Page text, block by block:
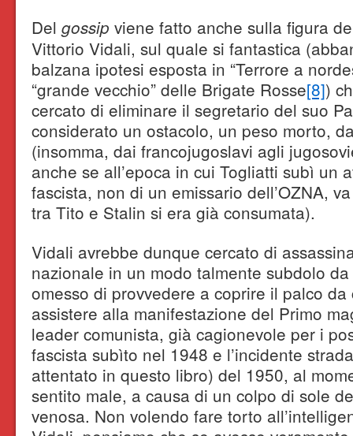
Del gossip viene fatto anche sulla figura
Vittorio Vidali, sul quale si fantastica
balzana ipotesi esposta in “Terrore a
“grande vecchio” delle Brigate Rosse[8])
cercato di eliminare il segretario del suo
considerato un ostacolo, un peso morto,
(insomma, dai francojugoslavi agli
anche se all’epoca in cui Togliatti subì un
fascista, non di un emissario dell’OZNA,
tra Tito e Stalin si era già consumata).
Vidali avrebbe dunque cercato di
nazionale in un modo talmente subdolo
omesso di provvedere a coprire il palco
assistere alla manifestazione del Primo
leader comunista, già cagionevole per i
fascista subìto nel 1948 e l’incidente
attentato in questo libro) del 1950, al
sentito male, a causa di un colpo di sole
venosa. Non volendo fare torto